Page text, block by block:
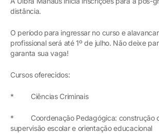
distância.
O período para ingressar no curso e
profissional será até 1º de julho. Não deixe
garanta sua vaga!
Cursos oferecidos:
* Ciências Criminais
* Coordenação Pedagógica: construção
supervisão escolar e orientação educacional